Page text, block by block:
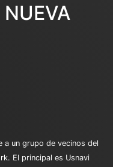
NUEVA
a un grupo de vecinos del
El principal es Usnavi